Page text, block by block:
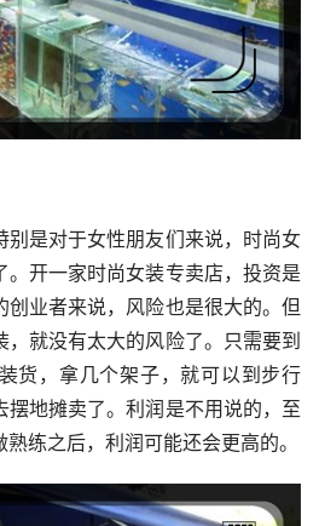
别是对于女性朋友们来说，时尚女
。开一家时尚女装专卖店，投资是
业者来说，风险也是很大的。但
就没有太大的风险了。只需要到
货，拿几个架子，就可以到步行
摆地摊卖了。利润是不用说的，至
练之后，利润可能还会更高的。